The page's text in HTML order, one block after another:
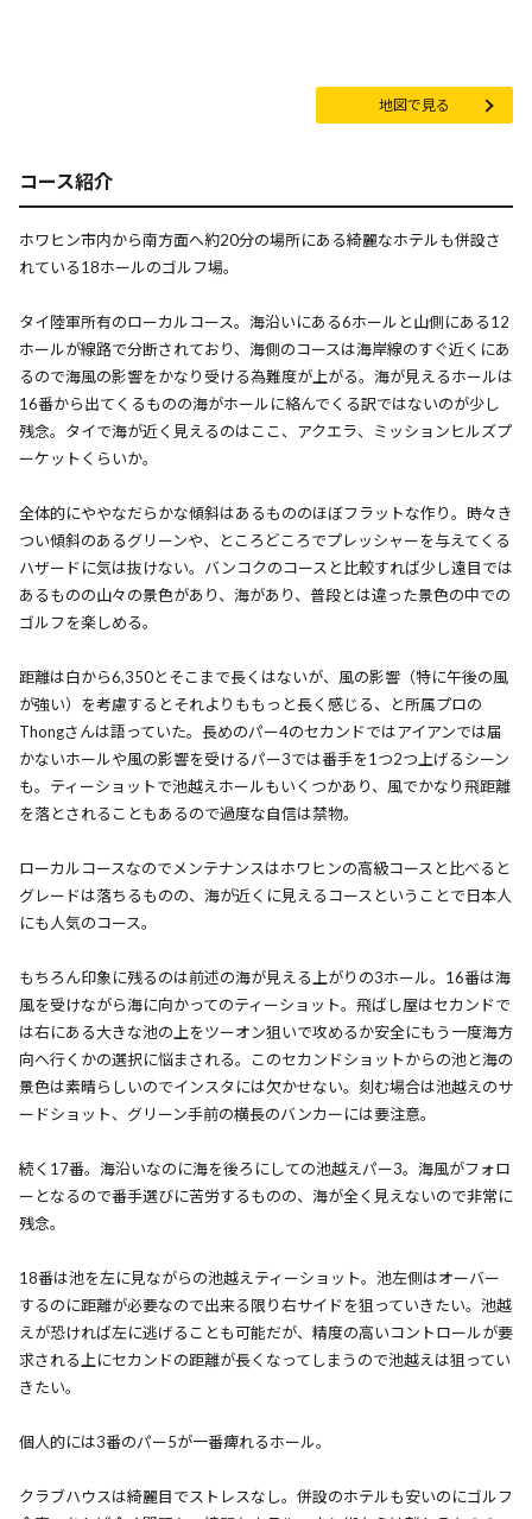
地図で見る
コース紹介
ホワヒン市内から南方面へ約20分の場所にある綺麗なホテルも併設さ
れている18ホールのゴルフ場。
タイ陸軍所有のローカルコース。海沿いにある6ホールと山側にある12
ホールが線路で分断されており、海側のコースは海岸線のすぐ近くにあ
るので海風の影響をかなり受ける為難度が上がる。海が見えるホールは
16番から出てくるものの海がホールに絡んでくる訳ではないのが少し
残念。タイで海が近く見えるのはここ、アクエラ、ミッションヒルズプ
ーケットくらいか。
全体的にややなだらかな傾斜はあるもののほぼフラットな作り。時々き
つい傾斜のあるグリーンや、ところどころでプレッシャーを与えてくる
ハザードに気は抜けない。バンコクのコースと比較すれば少し遠目では
あるものの山々の景色があり、海があり、普段とは違った景色の中での
ゴルフを楽しめる。
距離は白から6,350とそこまで長くはないが、風の影響（特に午後の風
が強い）を考慮するとそれよりももっと長く感じる、と所属プロの
Thongさんは語っていた。長めのパー4のセカンドではアイアンでは届
かないホールや風の影響を受けるパー3では番手を1つ2つ上げるシーン
も。ティーショットで池越えホールもいくつかあり、風でかなり飛距離
を落とされることもあるので過度な自信は禁物。
ローカルコースなのでメンテナンスはホワヒンの高級コースと比べると
グレードは落ちるものの、海が近くに見えるコースということで日本人
にも人気のコース。
もちろん印象に残るのは前述の海が見える上がりの3ホール。16番は海
風を受けながら海に向かってのティーショット。飛ばし屋はセカンドで
は右にある大きな池の上をツーオン狙いで攻めるか安全にもう一度海方
向へ行くかの選択に悩まされる。このセカンドショットからの池と海の
景色は素晴らしいのでインスタには欠かせない。刻む場合は池越えのサ
ードショット、グリーン手前の横長のバンカーには要注意。
続く17番。海沿いなのに海を後ろにしての池越えパー3。海風がフォロ
ーとなるので番手選びに苦労するものの、海が全く見えないので非常に
残念。
18番は池を左に見ながらの池越えティーショット。池左側はオーバー
するのに距離が必要なので出来る限り右サイドを狙っていきたい。池越
えが恐ければ左に逃げることも可能だが、精度の高いコントロールが要
求される上にセカンドの距離が長くなってしまうので池越えは狙ってい
きたい。
個人的には3番のパー5が一番痺れるホール。
クラブハウスは綺麗目でストレスなし。併設のホテルも安いのにゴルフ